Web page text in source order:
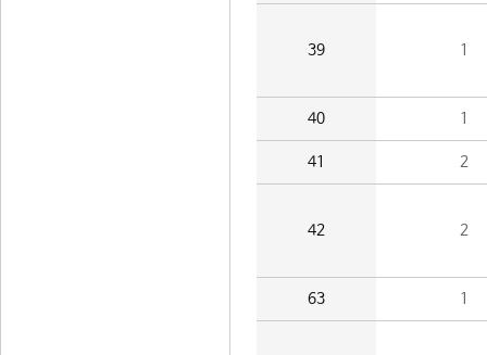
39 1
40 1
41 2
42 2
63 1